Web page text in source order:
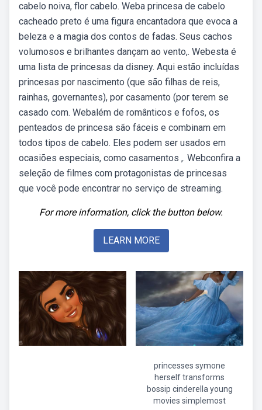
cabelo noiva, flor cabelo. Weba princesa de cabelo
cacheado preto é uma figura encantadora que evoca a
beleza e a magia dos contos de fadas. Seus cachos
volumosos e brilhantes dançam ao vento,. Webesta é
uma lista de princesas da disney. Aqui estão incluídas
princesas por nascimento (que são filhas de reis,
rainhas, governantes), por casamento (por terem se
casado com. Webalém de românticos e fofos, os
penteados de princesa são fáceis e combinam em
todos tipos de cabelo. Eles podem ser usados em
ocasiões especiais, como casamentos ,. Webconfira a
seleção de filmes com protagonistas de princesas
que você pode encontrar no serviço de streaming.
For more information, click the button below.
LEARN MORE
princesses symone
herself transforms
bossip cinderella young
movies simplemost